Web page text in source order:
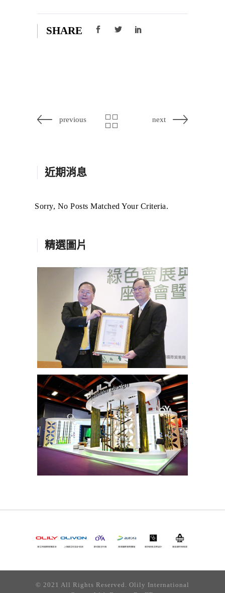
SHARE
previous next
近期消息
Sorry, No Posts Matched Your Criteria.
精選圖片
© 2021 All Rights Reserved. Olily International